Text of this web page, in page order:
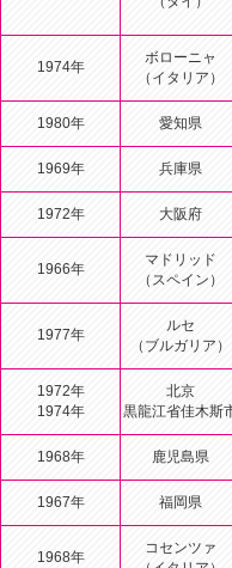
1974年
ボローニャ
（イタリア）
1980年 愛知県
1969年 兵庫県
1972年 大阪府
1966年
マドリッド
（スペイン）
1977年
ルセ
（ブルガリア）
1972年
1974年
北京
黒龍江省佳木斯
1968年 鹿児島県
1967年 福岡県
1968年
コセンツァ